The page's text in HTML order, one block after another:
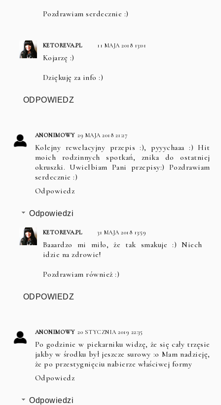
Pozdrawiam serdecznie :)
KETOREVA.PL 11 MAJA 2018 13:01
Kojarzę :)
Dziękuję za info :)
ODPOWIEDZ
ANONIMOWY 29 MAJA 2018 21:27
Kolejny rewelacyjny przepis :), pyyychaaa :) Hit
moich rodzinnych spotkań, znika do ostatniej
okruszki. Uwielbiam Pani przepisy:) Pozdrawiam
serdecznie :)
Odpowiedz
Odpowiedzi
KETOREVA.PL 31 MAJA 2018 13:59
Baaardzo mi miło, że tak smakuje :) Niech
idzie na zdrowie!
Pozdrawiam również :)
ODPOWIEDZ
ANONIMOWY 20 STYCZNIA 2019 22:35
Po godzinie w piekarniku widzę, że się cały trzęsie
jakby w środku był jeszcze surowy :o Mam nadzieję,
że po przestygnięciu nabierze właściwej formy
Odpowiedz
Odpowiedzi